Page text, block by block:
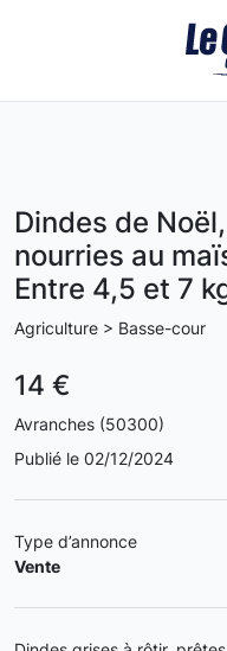
Dindes de
nourries au
Entre 4,5 et 7
Agriculture > Basse-cour
14 €
Avranches (50300)
Publié le 02/12/2024
Type d’annonce
Vente